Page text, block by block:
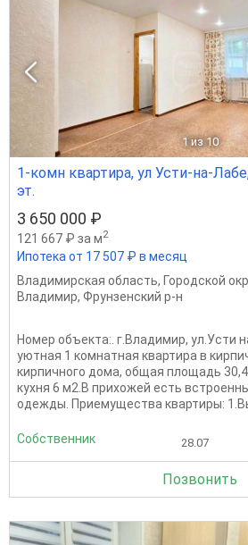
1 из 10
1-комн квартира, ул Усти-на-
эт.
3 650 000 ₽
121 667 ₽ за м2
Ипотека от 17 507 ₽ в месяц
Владимирская область, Городской
Владимир, Фрунзенский р-н
Номер объекта:. г.Владимир, ул.Усти
уютная 1 комнатная квартира в
кирпичного дома, общая площадь
кухня 6 м2.В прихожей есть
одежды. Приемущества квартиры:
Собственник 28.07
Позвонить